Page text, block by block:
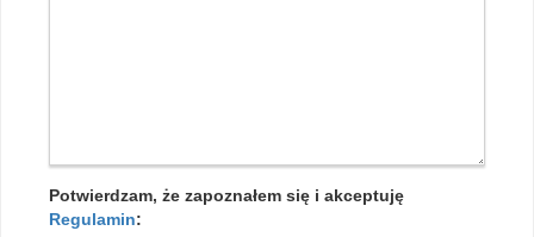
Potwierdzam, że zapoznałem się i akceptuję
Regulamin: